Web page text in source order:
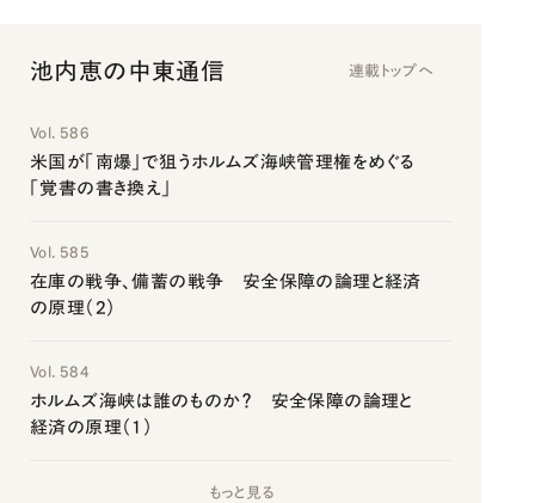
池内恵の中東通信 連載トップへ
Vol. 586
米国が「南爆」で狙うホルムズ海峡管理権をめぐる
「覚書の書き換え」
Vol. 585
在庫の戦争、備蓄の戦争 安全保障の論理と経済
の原理（2）
Vol. 584
ホルムズ海峡は誰のものか？ 安全保障の論理と
経済の原理（1）
もっと見る